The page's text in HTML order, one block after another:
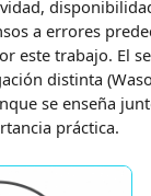
a errores
este trabajo. El
distinta
se enseña
práctica.